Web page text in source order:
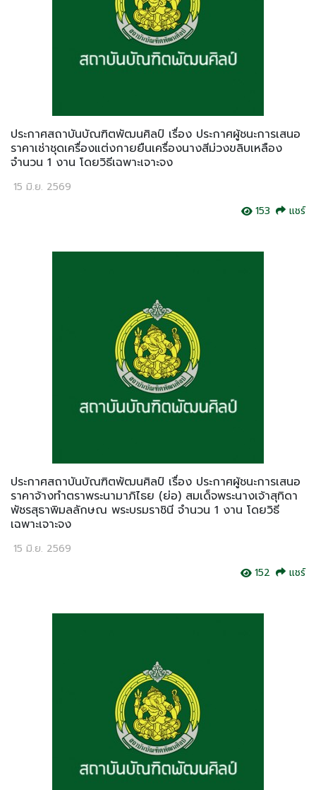
ประกาศสถาบันบัณฑิตพัฒนศิลป์ เรื่อง ประกาศผู้ชนะการเสนอ
ราคาเช่าชุดเครื่องแต่งกายยืนเครื่องนางสีม่วงขลิบเหลือง
จำนวน 1 งาน โดยวิธีเฉพาะเจาะจง
15 มิ.ย. 2569
153
แชร์
ประกาศสถาบันบัณฑิตพัฒนศิลป์ เรื่อง ประกาศผู้ชนะการเสนอ
ราคาจ้างทำตราพระนามาภิไธย (ย่อ) สมเด็จพระนางเจ้าสุทิดา
พัชรสุธาพิมลลักษณ พระบรมราชินี จำนวน 1 งาน โดยวิธี
เฉพาะเจาะจง
15 มิ.ย. 2569
152
แชร์